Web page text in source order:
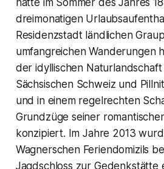
hatte im Sommer des Jahres
dreimonatigen
Residenzstadt ländlichen
umfangreichen Wanderungen
der idyllischen
Sächsischen Schweiz und
und in einem regelrechten
Grundzüge seiner
konzipiert. Im Jahre 2013
Wagnerschen Feriendomizils
Jagdschloss zur Gedenkstätte